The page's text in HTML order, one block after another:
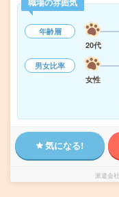
年齢層
20代
男女比率
女性
気になる!
派遣会社